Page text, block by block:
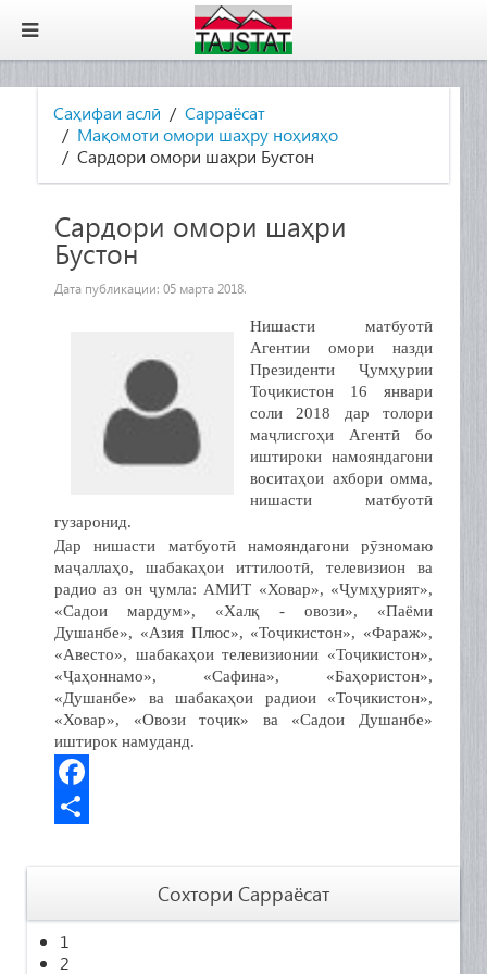
Саҳифаи аслӣ
Сарраёсат
Мақомоти омори шаҳру ноҳияҳо
Сардори омори шаҳри Бустон
Сардори омори шаҳри
Бустон
Дата публикации: 05 марта 2018.
Нишасти матбуотӣ
Агентии омори назди
Президенти Ҷумҳурии
Тоҷикистон 16 январи
соли 2018 дар толори
маҷлисгоҳи Агентӣ бо
иштироки намояндагони
воситаҳои ахбори омма,
нишасти матбуотӣ
гузаронид.
Дар нишасти матбуотӣ намояндагони рӯзномаю
маҷаллаҳо, шабакаҳои иттилоотӣ, телевизион ва
радио аз он ҷумла: АМИТ «Ховар», «Ҷумҳурият»,
«Садои мардум», «Халқ - овози», «Паёми
Душанбе», «Азия Плюс», «Тоҷикистон», «Фараж»,
«Авесто», шабакаҳои телевизионии «Тоҷикистон»,
«Ҷаҳоннамо», «Сафина», «Баҳористон»,
«Душанбе» ва шабакаҳои радиои «Тоҷикистон»,
«Ховар», «Овози тоҷик» ва «Садои Душанбе»
иштирок намуданд.
F
b
Сохтори Сарраёсат
1
2